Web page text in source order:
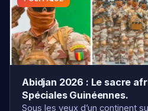
Abidjan 2026 : Le sacre
Spéciales Guinéennes.
Sous les yeux d’un continent
cadencé, l’élite de l’armée
66ᵉ anniversaire de
il y a 1
j
Billy Keita par la
GMD.